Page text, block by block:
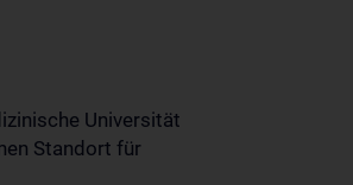
Universität
Standort für